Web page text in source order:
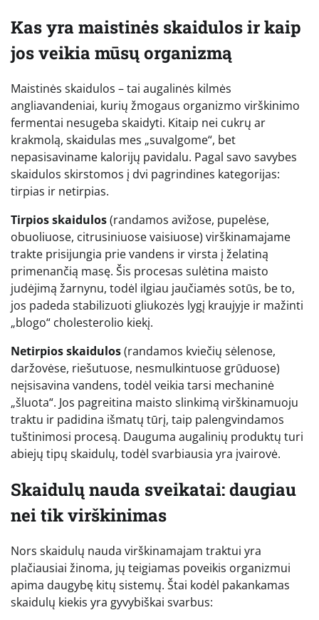
Kas yra maistinės skaidulos ir kaip
jos veikia mūsų organizmą
Maistinės skaidulos – tai augalinės kilmės
angliavandeniai, kurių žmogaus organizmo virškinimo
fermentai nesugeba skaidyti. Kitaip nei cukrų ar
krakmolą, skaidulas mes „suvalgome“, bet
nepasisaviname kalorijų pavidalu. Pagal savo savybes
skaidulos skirstomos į dvi pagrindines kategorijas:
tirpias ir netirpias.
Tirpios skaidulos(randamos avižose, pupelėse,
obuoliuose, citrusiniuose vaisiuose) virškinamajame
trakte prisijungia prie vandens ir virsta į želatiną
primenančią masę. Šis procesas sulėtina maisto
judėjimą žarnynu, todėl ilgiau jaučiamės sotūs, be to,
jos padeda stabilizuoti gliukozės lygį kraujyje ir mažinti
„blogo“ cholesterolio kiekį.
Netirpios skaidulos(randamos kviečių sėlenose,
daržovėse, riešutuose, nesmulkintuose grūduose)
neįsisavina vandens, todėl veikia tarsi mechaninė
„šluota“. Jos pagreitina maisto slinkimą virškinamuoju
traktu ir padidina išmatų tūrį, taip palengvindamos
tuštinimosi procesą. Dauguma augalinių produktų turi
abiejų tipų skaidulų, todėl svarbiausia yra įvairovė.
Skaidulų nauda sveikatai: daugiau
nei tik virškinimas
Nors skaidulų nauda virškinamajam traktui yra
plačiausiai žinoma, jų teigiamas poveikis organizmui
apima daugybę kitų sistemų. Štai kodėl pakankamas
skaidulų kiekis yra gyvybiškai svarbus: